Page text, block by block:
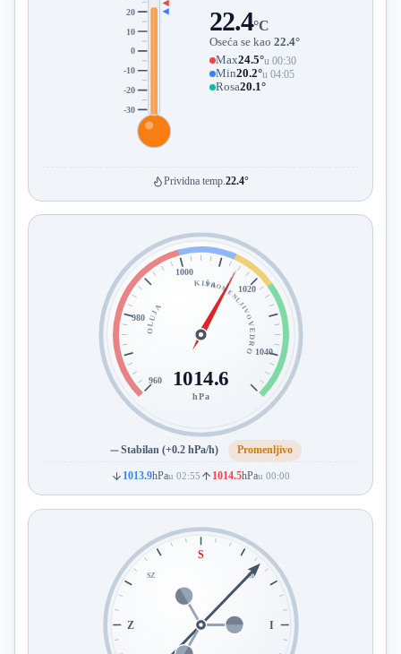
-30
-20
-10
0
10
20 22.4°C
Oseća se kao 22.4°
Max24.5°u 00:30
Min20.2°u 04:05
Rosa20.1°
Prividna temp.22.4°
960
980
1000
1020
1040
OLUJA
KIŠAPROMENLJIVO
VEDRO
1014.6
hPa
Stabilan (+0.2 hPa/h) Promenljivo
1013.9hPau 02:55 1014.5hPau 00:00
S
I
Z
SI
SZ